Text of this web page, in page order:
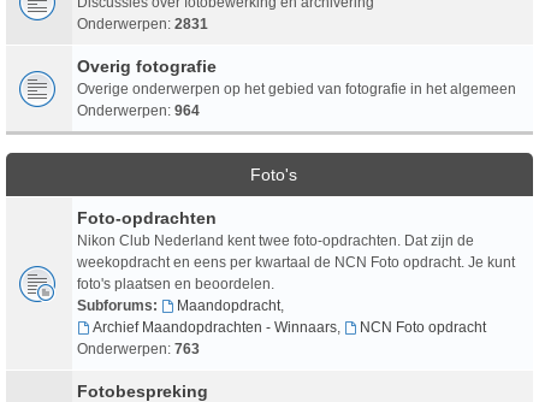
Onderwerpen: 2831
Overig fotografie
Overige onderwerpen op het gebied van fotografie in het algemeen
Onderwerpen: 964
Foto's
Foto-opdrachten
Nikon Club Nederland kent twee foto-opdrachten. Dat zijn de
weekopdracht en eens per kwartaal de NCN Foto opdracht. Je kunt
foto's plaatsen en beoordelen.
Subforums:
Maandopdracht,
Archief Maandopdrachten - Winnaars,
NCN Foto opdracht
Onderwerpen: 763
Fotobespreking